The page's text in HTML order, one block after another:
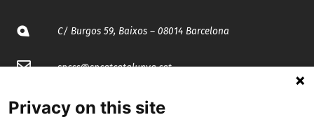
C/ Burgos 59, Baixos – 08014 Barcelona
spccc@spcgtcatalunya.cat
935 120 481
Privacy on this site